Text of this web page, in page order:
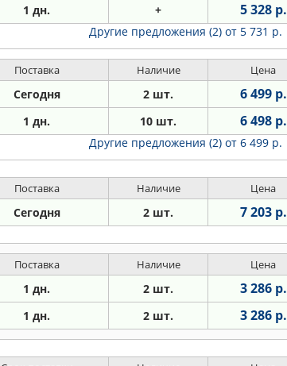
1 дн. + 5 328 р.
Другие предложения (2) от 5 731 р.
Поставка Наличие Цена
Сегодня 2 шт. 6 499 р.
1 дн. 10 шт. 6 498 р.
Другие предложения (2) от 6 499 р.
Поставка Наличие Цена
Сегодня 2 шт. 7 203 р.
Поставка Наличие Цена
1 дн. 2 шт. 3 286 р.
1 дн. 2 шт. 3 286 р.